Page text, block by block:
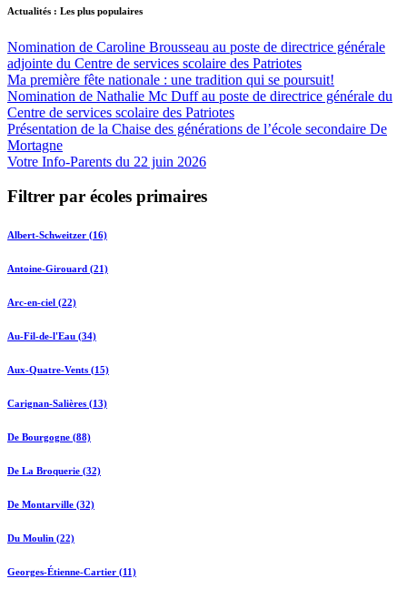
Actualités : Les plus populaires
Nomination de Caroline Brousseau au poste de directrice générale
adjointe du Centre de services scolaire des Patriotes
Ma première fête nationale : une tradition qui se poursuit!
Nomination de Nathalie Mc Duff au poste de directrice générale du
Centre de services scolaire des Patriotes
Présentation de la Chaise des générations de l’école secondaire De
Mortagne
Votre Info-Parents du 22 juin 2026
Filtrer par écoles primaires
Albert-Schweitzer (16)
Antoine-Girouard (21)
Arc-en-ciel (22)
Au-Fil-de-l'Eau (34)
Aux-Quatre-Vents (15)
Carignan-Salières (13)
De Bourgogne (88)
De La Broquerie (32)
De Montarville (32)
Du Moulin (22)
Georges-Étienne-Cartier (11)